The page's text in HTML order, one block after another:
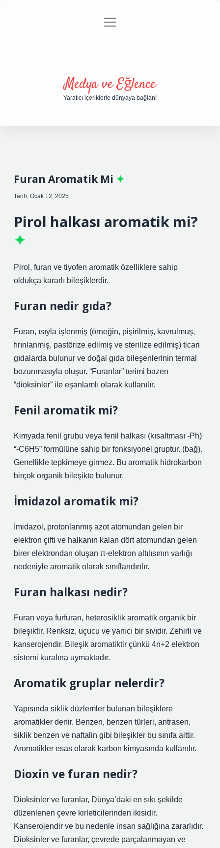
Gizlilik Politikası
menüyü
Medya ve Eğlence
Yaratıcı içeriklerle dünyaya bağlan!
Furan Aromatik Mi
Tarih: Ocak 12, 2025
Pirol halkası aromatik mi?
Pirol, furan ve tiyofen aromatik özelliklere sahip
oldukça kararlı bileşiklerdir.
Furan nedir gıda?
Furan, ısıyla işlenmiş (örneğin, pişirilmiş, kavrulmuş,
fırınlanmış, pastörize edilmiş ve sterilize edilmiş) ticari
gıdalarda bulunur ve doğal gıda bileşenlerinin termal
bozunmasıyla oluşur. “Furanlar” terimi bazen
“dioksinler” ile eşanlamlı olarak kullanılır.
Fenil aromatik mi?
Kimyada fenil grubu veya fenil halkası (kısaltması -Ph)
“-C6H5” formülüne sahip bir fonksiyonel gruptur. (bağ).
Genellikle tepkimeye girmez. Bu aromatik hidrokarbon
birçok organik bileşikte bulunur.
İmidazol aromatik mi?
İmidazol, protonlanmış azot atomundan gelen bir
elektron çifti ve halkanın kalan dört atomundan gelen
birer elektrondan oluşan π-elektron altılısının varlığı
nedeniyle aromatik olarak sınıflandırılır.
Furan halkası nedir?
Furan veya furfuran, heterosiklik aromatik organik bir
bileşiktir. Renksiz, uçucu ve yanıcı bir sıvıdır. Zehirli ve
kanserojendir. Bileşik aromatiktir çünkü 4n+2 elektron
sistemi kuralına uymaktadır.
Aromatik gruplar nelerdir?
Yapısında siklik düzlemler bulunan bileşiklere
aromatikler denir. Benzen, benzen türleri, antrasen,
siklik benzen ve naftalin gibi bileşikler bu sınıfa aittir.
Aromatikler esas olarak karbon kimyasında kullanılır.
Dioxin ve furan nedir?
Dioksinler ve furanlar, Dünya’daki en sıkı şekilde
düzenlenen çevre kirleticilerinden ikisidir.
Kanserojendir ve bu nedenle insan sağlığına zararlıdır.
Dioksinler ve furanlar, çevrede parçalanmayan ve